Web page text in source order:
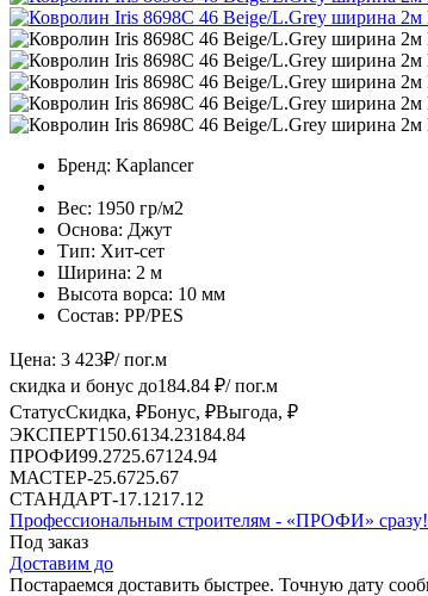
Бренд: Kaplancer
Вес: 1950 гр/м2
Основа: Джут
Тип: Хит-сет
Ширина: 2 м
Высота ворса: 10 мм
Состав: PP/PES
Цена: 3 423₽/ пог.м
скидка и бонус до184.84 ₽/ пог.м
СтатусСкидка, ₽Бонус, ₽Выгода, ₽
ЭКСПЕРТ150.6134.23184.84
ПРОФИ99.2725.67124.94
МАСТЕР-25.6725.67
СТАНДАРТ-17.1217.12
Профессиональным строителям - «ПРОФИ» сразу!
Под заказ
Доставим до
Постараемся доставить быстрее. Точную дату